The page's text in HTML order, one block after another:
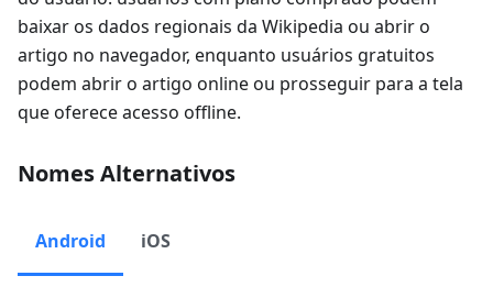
baixar os dados regionais da Wikipedia ou abrir o
artigo no navegador, enquanto usuários gratuitos
podem abrir o artigo online ou prosseguir para a tela
que oferece acesso offline.
Nomes Alternativos
Android iOS